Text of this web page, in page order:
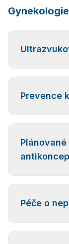
Gynekologie
děložního
Prevence
způsobené
a
Péče o